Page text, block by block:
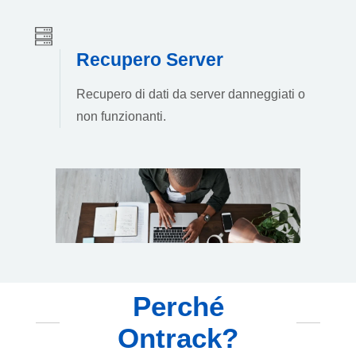
Recupero Server
Recupero di dati da server danneggiati o
non funzionanti.
Perché
Ontrack?